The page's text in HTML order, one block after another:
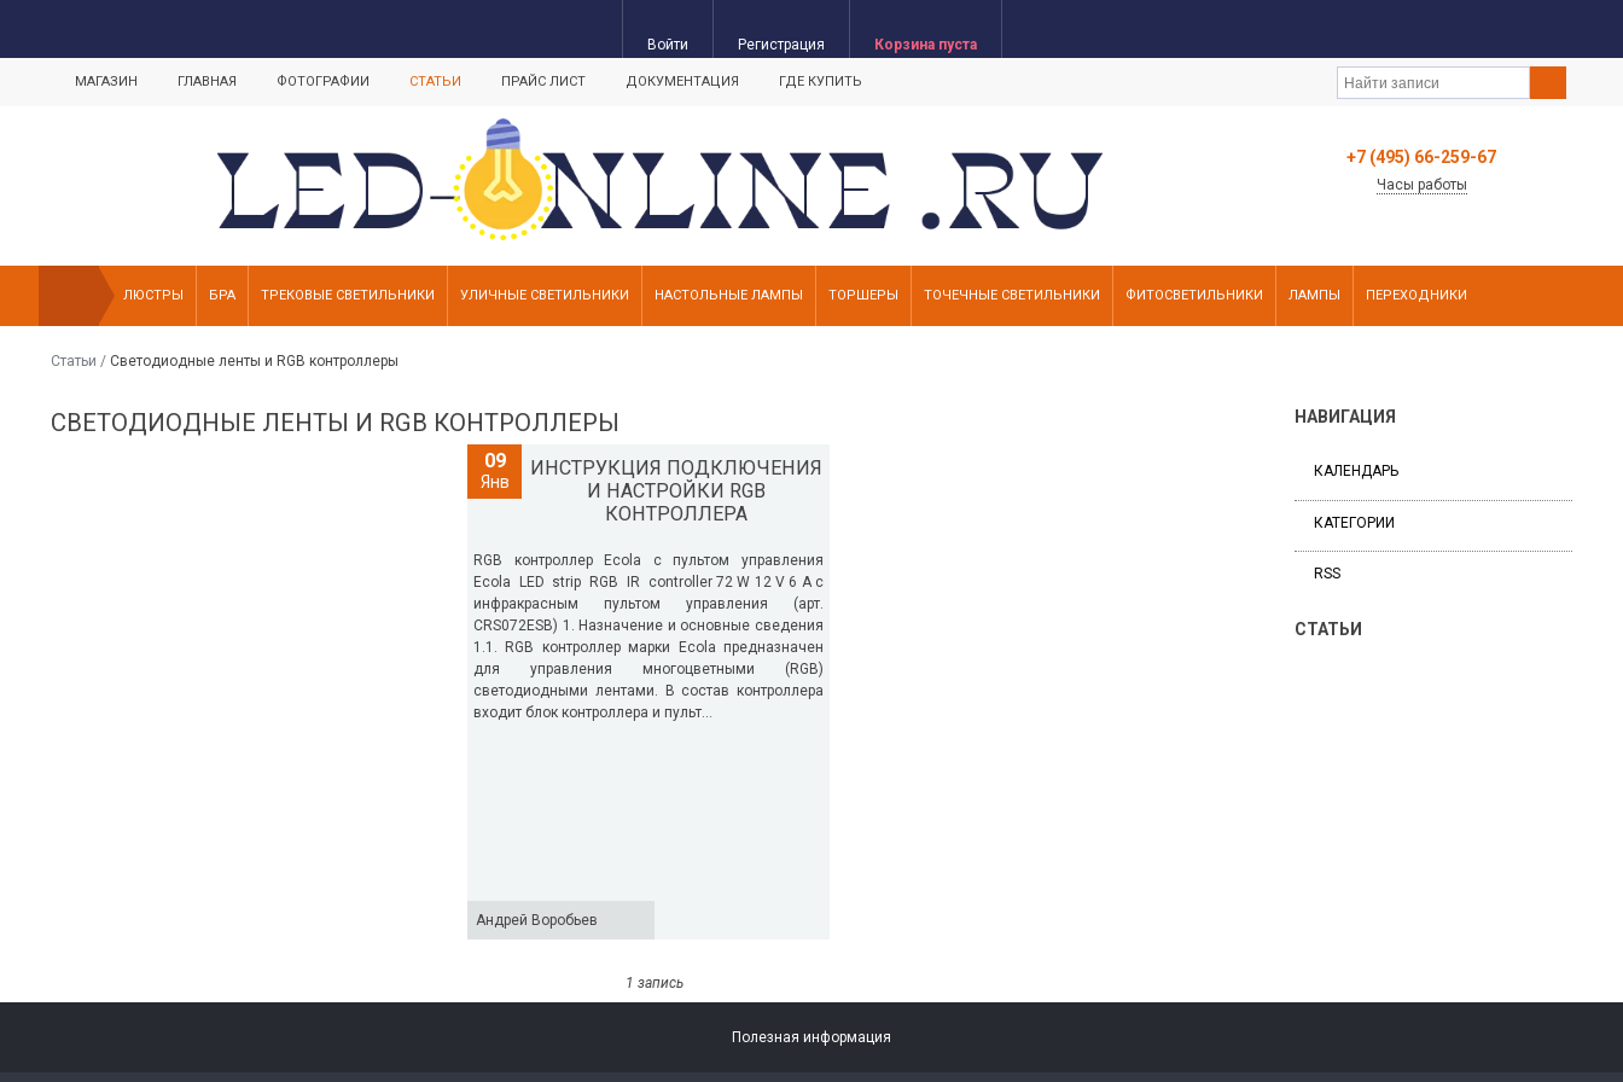
Войти Регистрация Корзина пуста
МАГАЗИН ГЛАВНАЯ ФОТОГРАФИИ СТАТЬИ ПРАЙС ЛИСТ ДОКУМЕНТАЦИЯ ГДЕ КУПИТЬ
+7 (495) 66-259-67
Часы работы
ЛЮСТРЫ БРА ТРЕКОВЫЕ СВЕТИЛЬНИКИ УЛИЧНЫЕ СВЕТИЛЬНИКИ НАСТОЛЬНЫЕ ЛАМПЫ ТОРШЕРЫ ТОЧЕЧНЫЕ СВЕТИЛЬНИКИ ФИТОСВЕТИЛЬНИКИ ЛАМПЫ ПЕРЕХОДНИКИ
Статьи / Светодиодные ленты и RGB контроллеры
НАВИГАЦИЯ
КАЛЕНДАРЬ
КАТЕГОРИИ
RSS
СТАТЬИ
СВЕТОДИОДНЫЕ ЛЕНТЫ И RGB КОНТРОЛЛЕРЫ
09
Янв
ИНСТРУКЦИЯ ПОДКЛЮЧЕНИЯ
И НАСТРОЙКИ RGB
КОНТРОЛЛЕРА
RGB контроллер Ecola с пультом управления
Ecola LED strip RGB IR controller 72 W 12 V 6 A с
инфракрасным пультом управления (арт.
CRS072ESB) 1. Назначение и основные сведения
1.1. RGB контроллер марки Ecola предназначен
для управления многоцветными (RGB)
светодиодными лентами. В состав контроллера
входит блок контроллера и пульт...
Андрей Воробьев
1 запись
Полезная информация